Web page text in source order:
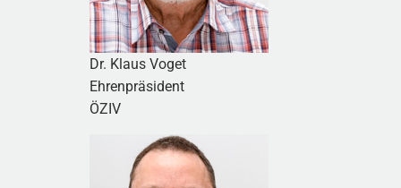
Dr. Klaus Voget
Ehrenpräsident
ÖZIV